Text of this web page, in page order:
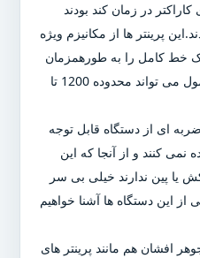
در زمان کند بودند
پرینتر ها از مکانیزم ویژه
خط کامل را به طورهمزمان
چاپ کنند و سرعت آنها به طور معمول می تواند محدوده 1200 تا
ای از دستگاه قابل توجه
نمی کنند و از آنجا که این
یا پین ندارند خیلی بی سر
این دستگاه ها آشنا خواهیم
افشان هم مانند پرینتر های